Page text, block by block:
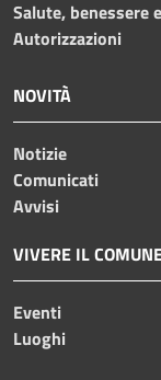
Salute, benessere
Autorizzazioni
NOVITÀ
Notizie
Comunicati
Avvisi
VIVERE IL
Eventi
Luoghi